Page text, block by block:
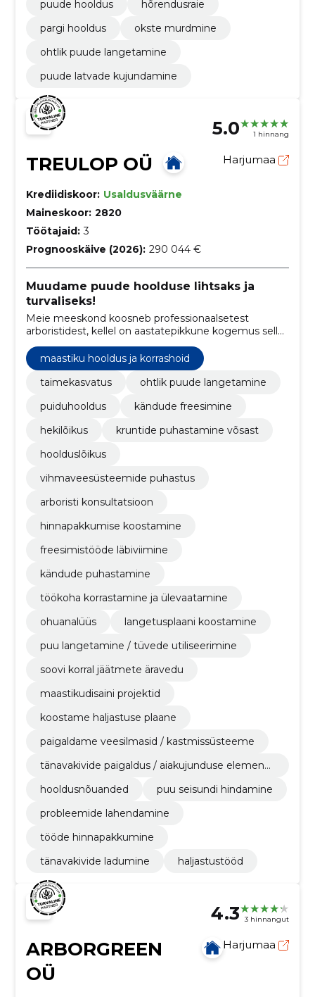
puude hooldus
hõrendusraie
pargi hooldus
okste murdmine
ohtlik puude langetamine
puude latvade kujundamine
5.0 1 hinnang
TREULOP OÜ Harjumaa
Krediidiskoor: Usaldusväärne
Maineskoor: 2820
Töötajaid: 3
Prognooskäive (2026): 290 044 €
Muudame puude hoolduse lihtsaks ja
turvaliseks!
Meie meeskond koosneb professionaalsetest
arboristidest, kellel on aastatepikkune kogemus sellel
alal.
maastiku hooldus ja korrashoid
taimekasvatus
ohtlik puude langetamine
puiduhooldus
kändude freesimine
hekilõikus
kruntide puhastamine võsast
hoolduslõikus
vihmaveesüsteemide puhastus
arboristi konsultatsioon
hinnapakkumise koostamine
freesimistööde läbiviimine
kändude puhastamine
töökoha korrastamine ja ülevaatamine
ohuanalüüs
langetusplaani koostamine
puu langetamine / tüvede utiliseerimine
soovi korral jäätmete äravedu
maastikudisaini projektid
koostame haljastuse plaane
paigaldame veesilmasid / kastmissüsteeme
tänavakivide paigaldus / aiakujunduse elemendi
hooldusnõuanded
puu seisundi hindamine
probleemide lahendamine
tööde hinnapakkumine
tänavakivide ladumine
haljastustööd
4.3 3 hinnangut
ARBORGREEN
OÜ
Harjumaa